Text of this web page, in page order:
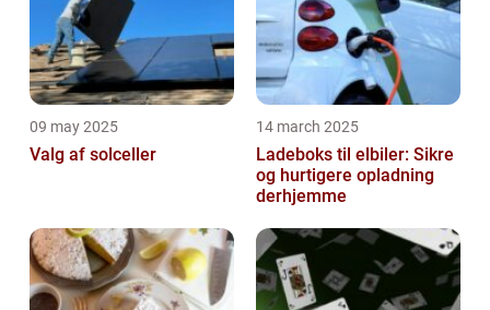
09 may 2025
Valg af solceller
14 march 2025
Ladeboks til elbiler: Sikre
og hurtigere opladning
derhjemme